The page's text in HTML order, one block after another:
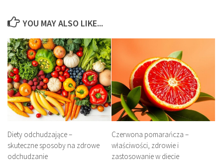
YOU MAY ALSO LIKE...
Diety odchudzające –
skuteczne sposoby na zdrowe
odchudzanie
Czerwona pomarańcza –
właściwości, zdrowie i
zastosowanie w diecie